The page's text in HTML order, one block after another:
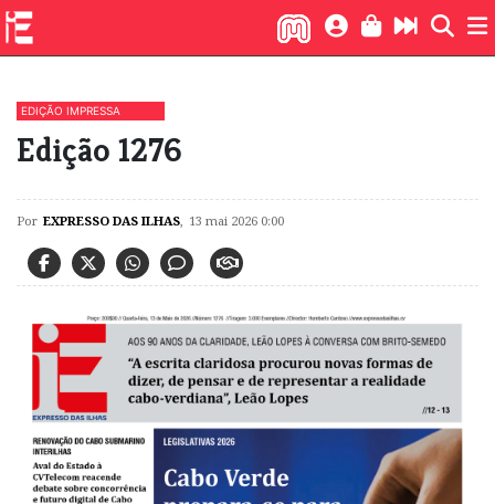
EDIÇÃO IMPRESSA
Edição 1276
Por EXPRESSO DAS ILHAS, 13 mai 2026 0:00